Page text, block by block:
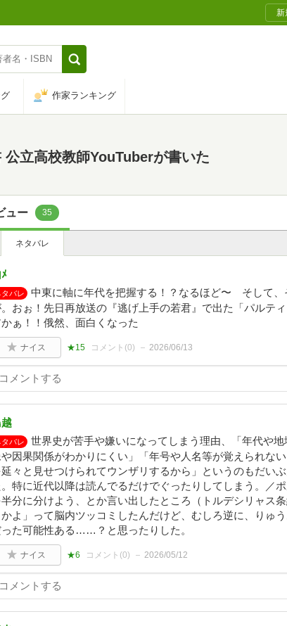
新
作家ランキング
立高校教師YouTuberが書いた
ュー 35
ネタバレ
タバレ
中東に軸に年代を把握する！？なるほど〜 そして、
。おぉ！先日再放送の『逃げ上手の若君』で出た「パルテ
かぁ！！俄然、面白くなった
ナイス ★15 コメント(0) 2026/06/13
タバレ
世界史が苦手や嫌いになってしまう理由、「年代や
因果関係がわかりにくい」「年号や人名等が覚えられな
延々と見せつけられてウンザリするから」というのもだい
。特に近代以降は読んでるだけでぐったりしてしまう。／
半分に分けよう、とか言い出したところ（トルデシリャス
かよ」って脳内ツッコミしたんだけど、むしろ逆に、りゅ
った可能性ある……？と思ったりした。
ナイス ★6 コメント(0) 2026/05/12